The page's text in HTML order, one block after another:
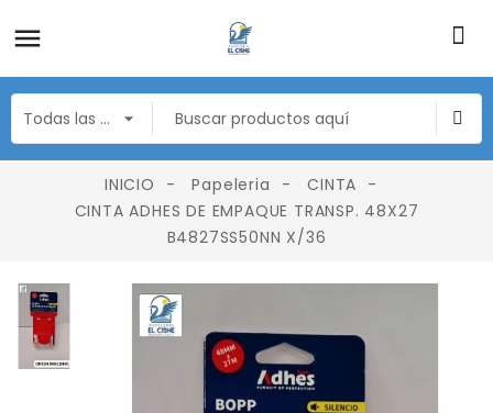
INICIO Papeleria
CINTA
CINTA ADHES DE EMPAQUE TRANSP. 48X27
B4827SS50NN X/36